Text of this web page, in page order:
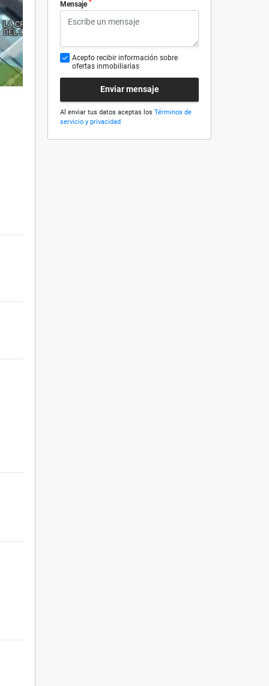
Mensaje *
Acepto recibir información sobre
ofertas inmobiliarias
Enviar mensaje
Al enviar tus datos aceptas los Términos de
servicio y privacidad